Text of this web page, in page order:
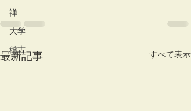
禅
大学
稽古
最新記事 すべて表示